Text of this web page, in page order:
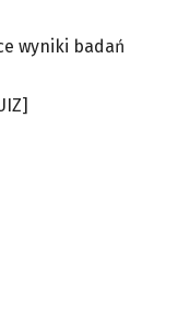
wyniki badań